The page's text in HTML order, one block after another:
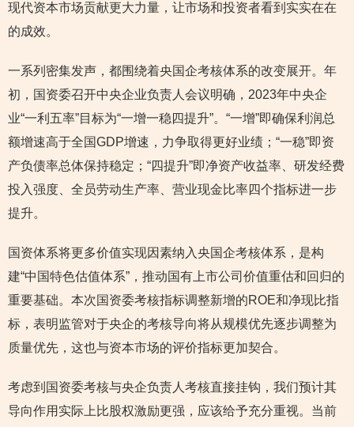
现代资本市场贡献更大力量，让市场和投资者看到实实在在
的成效。
一系列密集发声，都围绕着央国企考核体系的改变展开。年
初，国资委召开中央企业负责人会议明确，2023年中央企
业“一利五率”目标为“一增一稳四提升”。“一增”即确保利润总
额增速高于全国GDP增速，力争取得更好业绩；“一稳”即资
产负债率总体保持稳定；“四提升”即净资产收益率、研发经费
投入强度、全员劳动生产率、营业现金比率四个指标进一步
提升。
国资体系将更多价值实现因素纳入央国企考核体系，是构
建“中国特色估值体系”，推动国有上市公司价值重估和回归的
重要基础。本次国资委考核指标调整新增的ROE和净现比指
标，表明监管对于央企的考核导向将从规模优先逐步调整为
质量优先，这也与资本市场的评价指标更加契合。
考虑到国资委考核与央企负责人考核直接挂钩，我们预计其
导向作用实际上比股权激励更强，应该给予充分重视。当前